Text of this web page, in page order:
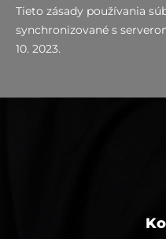
Tieto zásady používania
synchronizované s
10. 2023.